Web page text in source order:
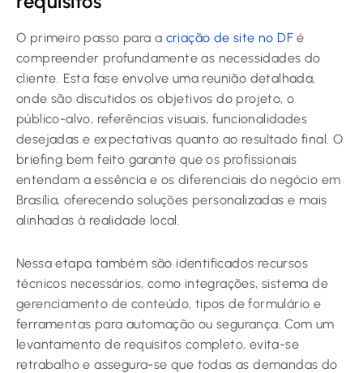
O primeiro passo para a criação de site no DF é
compreender profundamente as necessidades do
cliente. Esta fase envolve uma reunião detalhada,
onde são discutidos os objetivos do projeto, o
público-alvo, referências visuais, funcionalidades
desejadas e expectativas quanto ao resultado final. O
briefing bem feito garante que os profissionais
entendam a essência e os diferenciais do negócio em
Brasília, oferecendo soluções personalizadas e mais
alinhadas à realidade local.
Nessa etapa também são identificados recursos
técnicos necessários, como integrações, sistema de
gerenciamento de conteúdo, tipos de formulário e
ferramentas para automação ou segurança. Com um
levantamento de requisitos completo, evita-se
retrabalho e assegura-se que todas as demandas do